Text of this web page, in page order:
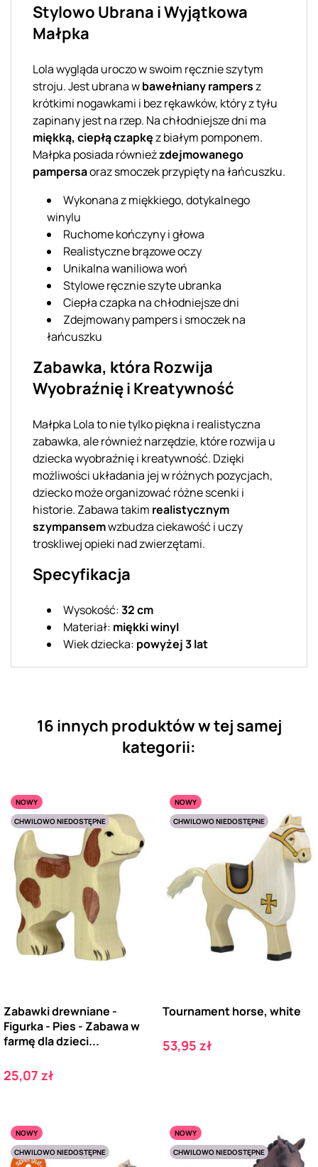
Stylowo Ubrana i Wyjątkowa
Małpka
Lola wygląda uroczo w swoim ręcznie szytym
stroju. Jest ubrana wbawełniany rampersz
krótkimi nogawkami i bez rękawków, który z tyłu
zapinany jest na rzep. Na chłodniejsze dni ma
miękką, ciepłą czapkęz białym pomponem.
Małpka posiada równieżzdejmowanego
pampersaoraz smoczek przypięty na łańcuszku.
Wykonana z miękkiego, dotykalnego
winylu
Ruchome kończyny i głowa
Realistyczne brązowe oczy
Unikalna waniliowa woń
Stylowe ręcznie szyte ubranka
Ciepła czapka na chłodniejsze dni
Zdejmowany pampers i smoczek na
łańcuszku
Zabawka, która Rozwija
Wyobraźnię i Kreatywność
Małpka Lola to nie tylko piękna i realistyczna
zabawka, ale również narzędzie, które rozwija u
dziecka wyobraźnię i kreatywność. Dzięki
możliwości układania jej w różnych pozycjach,
dziecko może organizować różne scenki i
historie. Zabawa takim realistycznym
szympansemwzbudza ciekawość i uczy
troskliwej opieki nad zwierzętami.
Specyfikacja
Wysokość:32 cm
Materiał: miękki winyl
Wiek dziecka: powyżej 3 lat
16 innych produktów w tej samej
kategorii:
NOWY
CHWILOWO NIEDOSTĘPNE
Zabawki drewniane -
Figurka - Pies - Zabawa w
farmę dla dzieci...
Cena
25,07 zł
NOWY
CHWILOWO NIEDOSTĘPNE
Tournament horse, white
Cena
53,95 zł
NOWY
CHWILOWO NIEDOSTĘPNE
NOWY
CHWILOWO NIEDOSTĘPNE